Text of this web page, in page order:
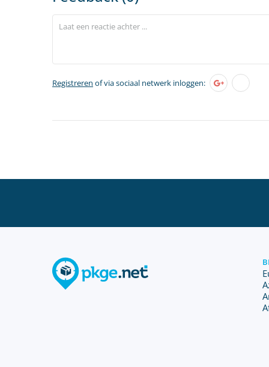
Registreren of via sociaal netwerk inloggen: